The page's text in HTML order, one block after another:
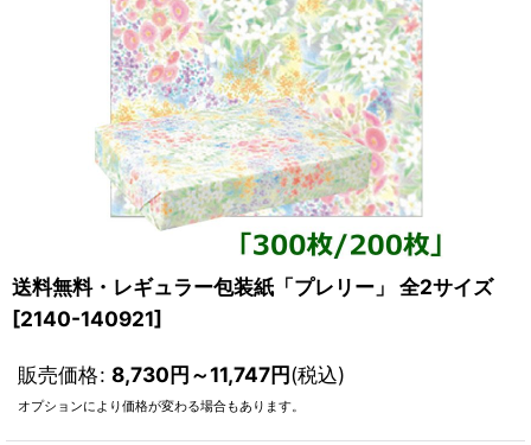
送料無料・レギュラー包装紙「プレリー」 全2サイズ
[2140-140921]
販売価格: 8,730円～11,747円(税込)
オプションにより価格が変わる場合もあります。